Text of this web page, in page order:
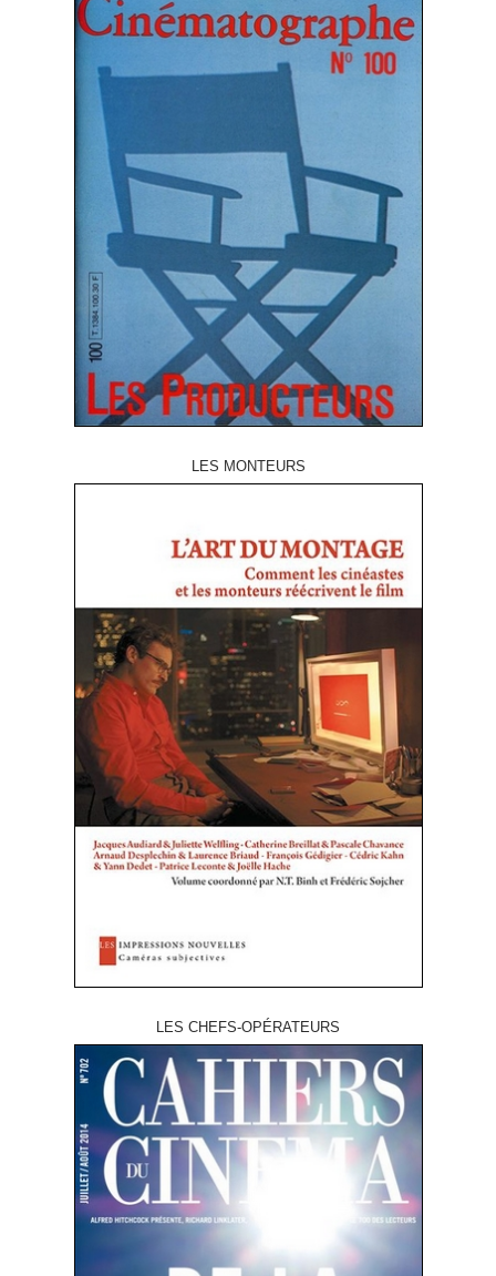
LES MONTEURS
LES CHEFS-OPÉRATEURS